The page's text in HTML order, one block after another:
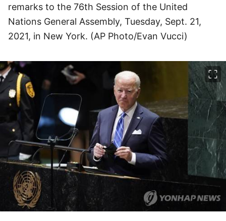
remarks to the 76th Session of the United
Nations General Assembly, Tuesday, Sept. 21,
2021, in New York. (AP Photo/Evan Vucci)